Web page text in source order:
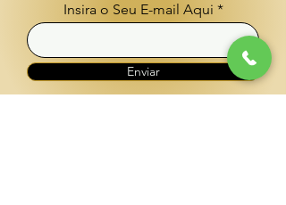
Insira o Seu E-mail Aqui
Enviar